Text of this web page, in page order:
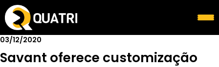
03/12/2020
Savant oferece customização